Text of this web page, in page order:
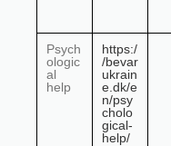
Psych
ologic
al
help
https:/
/bevar
ukrain
e.dk/e
n/psy
cholo
gical-
help/